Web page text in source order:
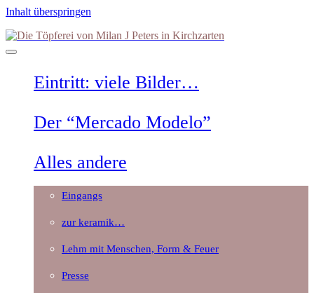
Inhalt überspringen
Die
Töpferei
Kirchzarten
Eintritt: viele Bilder…
Der “Mercado Modelo”
Alles andere
Eingangs
zur keramik…
Lehm mit Menschen, Form & Feuer
Presse